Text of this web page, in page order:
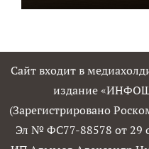
Сайт входит в
издание
(Зарегистрировано
Эл № ФС77-88578 от 29